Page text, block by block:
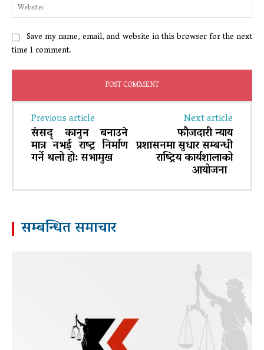
Save my name, email, and website in this browser for the next
time I comment.
Previous article
संसद् कानुन बनाउने
मात्र नभई राष्ट्र निर्माण
गर्ने थलो हो: सभामुख
Next article
फौजदारी न्याय
प्रशासनमा सुधार सम्बन्धी
राष्ट्रिय कार्यशालाको
आयोजना
सम्बन्धित समाचार